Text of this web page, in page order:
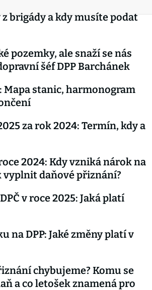
brigády a kdy musíte podat
pozemky, ale snaží se nás
šéf DPP Barchánek
Mapa stanic, harmonogram
za rok 2024: Termín, kdy a
2024: Kdy vzniká nárok na
vyplnit daňové přiznání?
v roce 2025: Jaká platí
na DPP: Jaké změny platí v
chybujeme? Komu se
a co letošek znamená pro